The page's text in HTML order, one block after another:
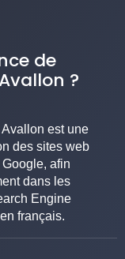
de
?
est une
des sites web
afin
dans les
Engine
français.